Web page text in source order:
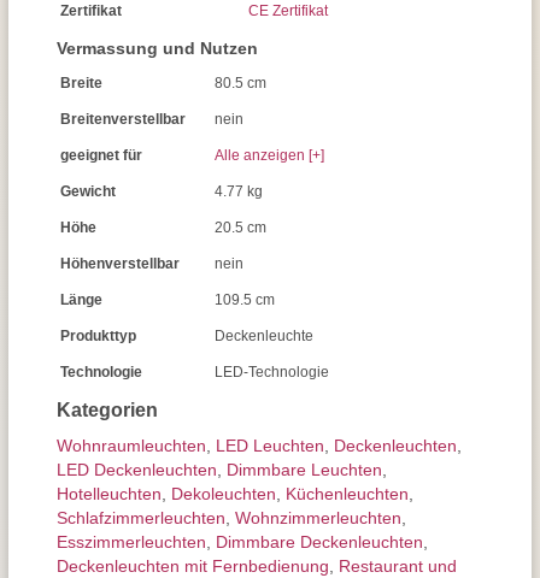
Kategorien
Wohnraum­leuchten LED Leuchten Decken­leuchten
LED Deckenleuchten
Dimmbare Leuchten
Hotelleuchten
Dekoleuchten Küchenleuchten
Schlafzimmer­leuchten Wohnzimmer­leuchten
Esszimmer­­leuchten
Dimmbare Deckenleuchten
Deckenleuchten mit Fernbedienung
Restaurant und
Zertifikat CE Zertifikat
Vermassung und Nutzen
Breite 80.5 cm
Breitenverstellbar nein
geeignet für Alle anzeigen [+]
Gewicht 4.77 kg
Höhe 20.5 cm
Höhenverstellbar nein
Länge 109.5 cm
Produkttyp Deckenleuchte
Technologie LED-Technologie